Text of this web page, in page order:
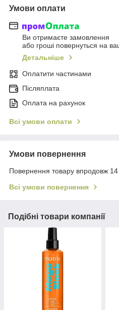
Умови оплати
Ви отримаєте замовлення
або гроші повернуться на
Детальніше
Оплатити частинами
Післяплата
Оплата на рахунок
Всі умови оплати
Умови повернення
Повернення товару впродовж 14
Всі умови повернення
Подібні товари компанії